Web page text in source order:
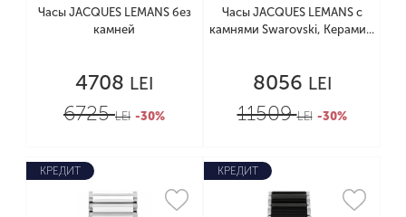
Часы JACQUES LEMANS без
камней
4708 LEI
6725LEI -30%
Часы JACQUES LEMANS с
камнями Swarovski, Керами...
8056 LEI
11509LEI -30%
КРЕДИТ КРЕДИТ